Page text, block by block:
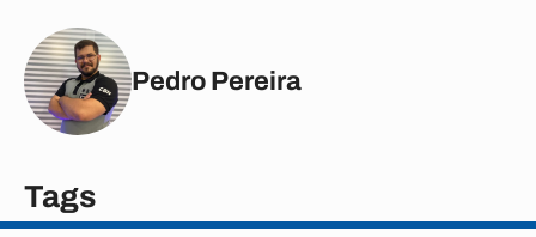
Pedro Pereira
Tags